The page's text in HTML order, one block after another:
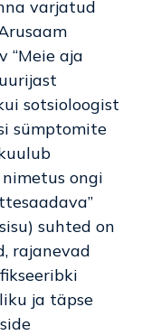
varjatud
“Meie aja
sotsioloogist
sümptomite
ongi
suhted on
rajanevad
ja täpse